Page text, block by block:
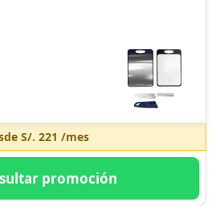
S/. 221 /mes
promoción